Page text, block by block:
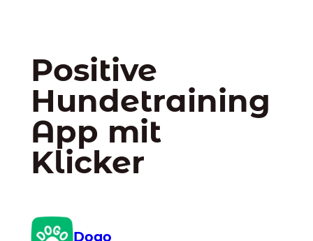
Positive
Hundetraining
App mit
Klicker
Dogo